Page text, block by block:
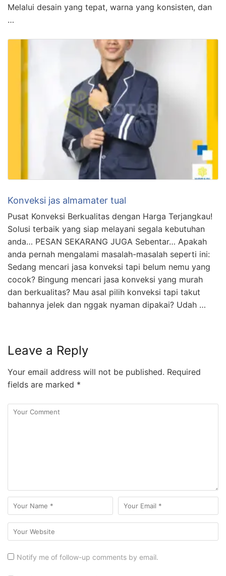
Melalui desain yang tepat, warna yang konsisten, dan
…
Konveksi jas almamater tual
Pusat Konveksi Berkualitas dengan Harga Terjangkau!
Solusi terbaik yang siap melayani segala kebutuhan
anda… PESAN SEKARANG JUGA Sebentar… Apakah
anda pernah mengalami masalah-masalah seperti ini:
Sedang mencari jasa konveksi tapi belum nemu yang
cocok? Bingung mencari jasa konveksi yang murah
dan berkualitas? Mau asal pilih konveksi tapi takut
bahannya jelek dan nggak nyaman dipakai? Udah …
Leave a Reply
Your email address will not be published. Required
fields are marked *
Notify me of follow-up comments by email.